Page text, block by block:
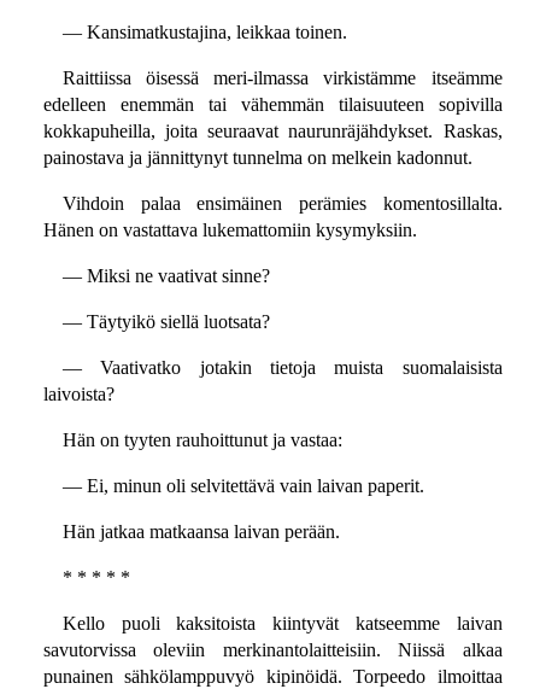
— Kansimatkustajina, leikkaa toinen.
Raittiissa öisessä meri-ilmassa virkistämme itseämme
edelleen enemmän tai vähemmän tilaisuuteen sopivilla
kokkapuheilla, joita seuraavat naurunräjähdykset. Raskas,
painostava ja jännittynyt tunnelma on melkein kadonnut.
Vihdoin palaa ensimäinen perämies komentosillalta.
Hänen on vastattava lukemattomiin kysymyksiin.
— Miksi ne vaativat sinne?
— Täytyikö siellä luotsata?
— Vaativatko jotakin tietoja muista suomalaisista
laivoista?
Hän on tyyten rauhoittunut ja vastaa:
— Ei, minun oli selvitettävä vain laivan paperit.
Hän jatkaa matkaansa laivan perään.
* * * * *
Kello puoli kaksitoista kiintyvät katseemme laivan
savutorvissa oleviin merkinantolaitteisiin. Niissä alkaa
punainen sähkölamppuvyö kipinöidä. Torpeedo ilmoittaa